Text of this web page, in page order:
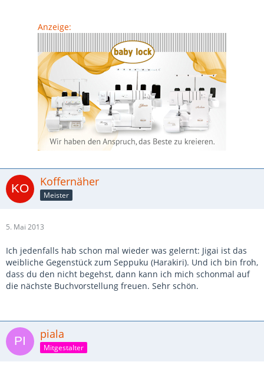
Anzeige:
Koffernäher
Meister
5. Mai 2013
Ich jedenfalls hab schon mal wieder was gelernt: Jigai ist das
weibliche Gegenstück zum Seppuku (Harakiri). Und ich bin froh,
dass du den nicht begehst, dann kann ich mich schonmal auf
die nächste Buchvorstellung freuen. Sehr schön.
piala
Mitgestalter